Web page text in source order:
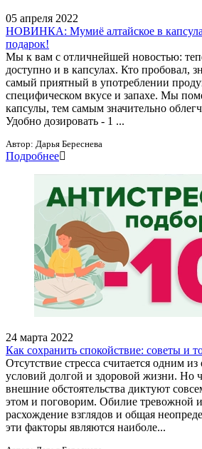
05 апреля 2022
НОВИНКА: Мумиё алтайское в
подарок!
Мы к вам с отличнейшей новостью:
доступно и в капсулах. Кто пробовал,
самый приятный в употреблении
специфическом вкусе и запахе. Мы
капсулы, тем самым значительно
Удобно дозировать - 1 ...
Автор: Дарья Береснева
Подробнее
24 марта 2022
Как сохранить спокойствие: советы и
Отсутствие стресса считается одним
условий долгой и здоровой жизни. Но
внешние обстоятельства диктуют
этом и поговорим. Обилие тревожной
расхождение взглядов и общая
эти факторы являются наиболе...